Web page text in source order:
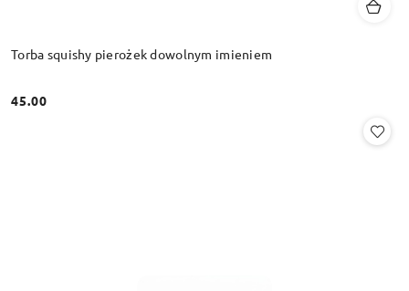
Torba squishy pierożek dowolnym imieniem
Cena:
45.00